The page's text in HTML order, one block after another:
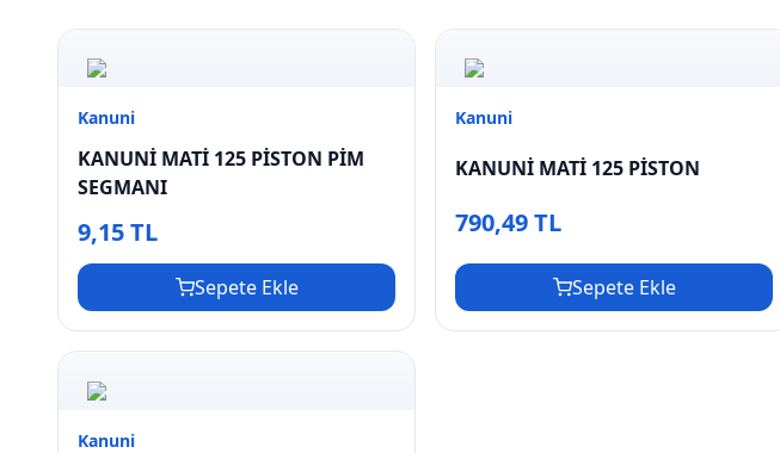
Kanuni
KANUNİ MATİ 125 PİSTON PİM
SEGMANI
9,15 TL
Sepete Ekle
Kanuni
KANUNİ MATİ 125 PİSTON
790,49 TL
Sepete Ekle
Kanuni